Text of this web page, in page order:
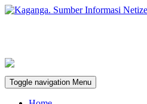
Toggle navigation Menu